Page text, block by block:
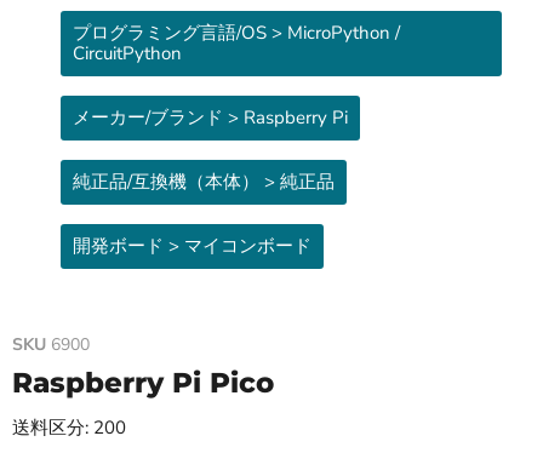
プログラミング言語/OS > MicroPython /
CircuitPython
メーカー/ブランド > Raspberry Pi
純正品/互換機（本体） > 純正品
開発ボード > マイコンボード
SKU 6900
Raspberry Pi Pico
送料区分: 200